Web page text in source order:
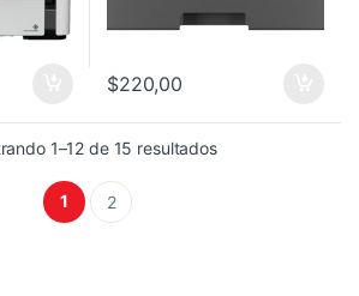
$220,00
1–12 de 15 resultados
1 2